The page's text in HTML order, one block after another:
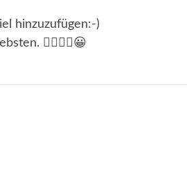
hinzuzufügen:-)
✌🏻👍🏻😀